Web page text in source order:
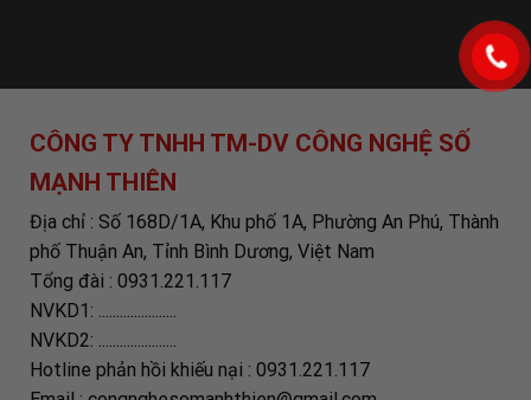
CÔNG TY TNHH TM-DV CÔNG NGHỆ SỐ
MẠNH THIÊN
Địa chỉ : Số 168D/1A, Khu phố 1A, Phường An Phú, Thành
phố Thuận An, Tỉnh Bình Dương, Việt Nam
Tổng đài : 0931.221.117
NVKD1: ......................
NVKD2: ......................
Hotline phản hồi khiếu nại : 0931.221.117